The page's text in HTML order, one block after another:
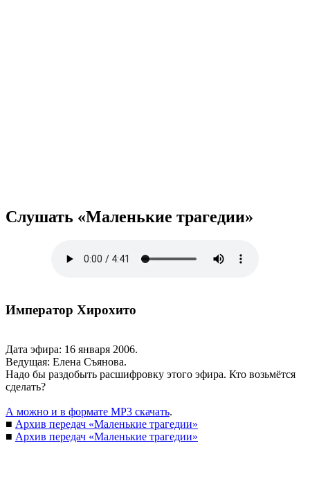
Слушать «Маленькие трагедии»
Император Хирохито
Дата эфира: 16 января 2006.
Ведущая: Елена Съянова.
Надо бы раздобыть расшифровку этого эфира. Кто возьмётся
сделать?
А можно и в формате MP3 скачать.
■ Архив передач «Маленькие трагедии»
■ Архив передач «Маленькие трагедии»